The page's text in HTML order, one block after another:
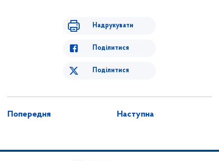
Надрукувати
Поділитися
Поділитися
Попередня Наступна